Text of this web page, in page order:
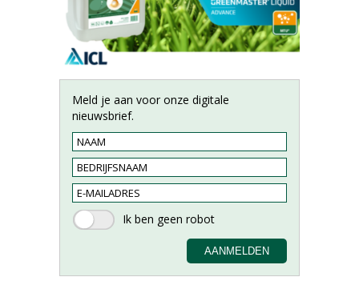
Meld je aan voor onze digitale
nieuwsbrief.